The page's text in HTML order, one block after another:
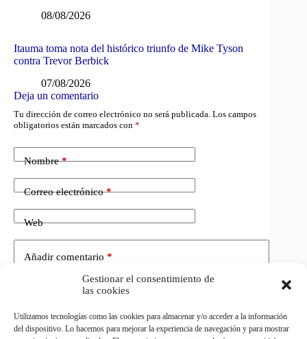
Gestionar el consentimiento de
las cookies
Utilizamos tecnologías como las cookies para almacenar y/o acceder a la información
del dispositivo. Lo hacemos para mejorar la experiencia de navegación y para mostrar
08/08/2026
Itauma toma nota del histórico triunfo de Mike Tyson
contra Trevor Berbick
07/08/2026
Deja un comentario
Tu dirección de correo electrónico no será publicada. Los campos
obligatorios están marcados con *
Nombre*
Correo electrónico*
Web
Añadir comentario *